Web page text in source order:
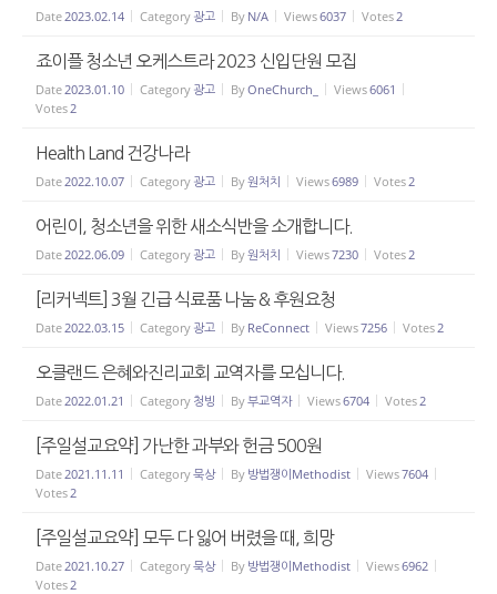
Date 2023.02.14 Category 광고 By N/A Views6037 Votes 2
죠이플 청소년 오케스트라 2023 신입단원 모집
Date 2023.01.10 Category 광고 ByOneChurch_ Views6061
Votes 2
Health Land 건강나라
Date 2022.10.07 Category 광고 By원처치 Views6989 Votes 2
어린이, 청소년을 위한 새소식반을 소개합니다.
Date 2022.06.09 Category 광고 By원처치 Views7230 Votes 2
[리커넥트] 3월 긴급 식료품 나눔 & 후원요청
Date 2022.03.15 Category 광고 By ReConnect Views7256 Votes 2
오클랜드 은혜와진리교회 교역자를 모십니다.
Date 2022.01.21 Category 청빙 By부교역자 Views6704 Votes 2
[주일설교요약] 가난한 과부와 헌금 500원
Date 2021.11.11 Category묵상 By 방법쟁이Methodist Views7604
Votes 2
[주일설교요약] 모두 다 잃어 버렸을 때, 희망
Date 2021.10.27 Category묵상 By 방법쟁이Methodist Views6962
Votes 2